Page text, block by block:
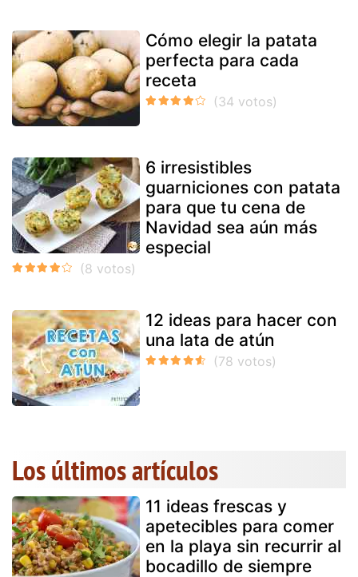
Cómo elegir la patata
perfecta para cada
receta
6 irresistibles
guarniciones con patata
para que tu cena de
Navidad sea aún más
especial
12 ideas para hacer con
una lata de atún
Los últimos artículos
11 ideas frescas y
apetecibles para comer
en la playa sin recurrir al
bocadillo de siempre